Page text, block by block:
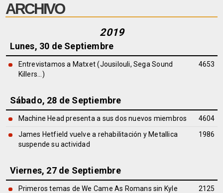
COMUNIDAD
FOROS
ARCHIVO
2019
Lunes, 30 de Septiembre
Entrevistamos a Matxet (Jousilouli, Sega Sound
Killers...)
4653
Sábado, 28 de Septiembre
Machine Head presenta a sus dos nuevos miembros
4604
James Hetfield vuelve a rehabilitación y Metallica
suspende su actividad
1986
Viernes, 27 de Septiembre
Primeros temas de We Came As Romans sin Kyle
2125